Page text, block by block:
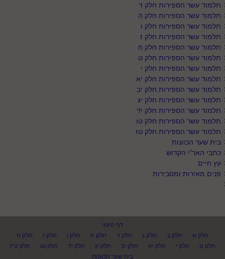
תלמוד עשר הספירות חלק ד
תלמוד עשר הספירות חלק ה
תלמוד עשר הספירות חלק ו
תלמוד עשר הספירות חלק ז
תלמוד עשר הספירות חלק ח
תלמוד עשר הספירות חלק ט
תלמוד עשר הספירות חלק י
תלמוד עשר הספירות חלק יא
תלמוד עשר הספירות חלק יב
תלמוד עשר הספירות חלק יג
תלמוד עשר הספירות חלק יד
תלמוד עשר הספירות חלק טו
תלמוד עשר הספירות חלק טז
בית שער הכוונות
כתבי האר"י הקדוש
עץ חיים
פנים מאירות ומסבירות
דף היומי
חלק א
חלק ב חלק ג חלק ד חלק ה חלק ו חלק ז
חלק ח
חלק ט
חלק י חלק יא חלק יב חלק יג חלק יד חלק טו
חלק ט"ז
בית שער הכוונות